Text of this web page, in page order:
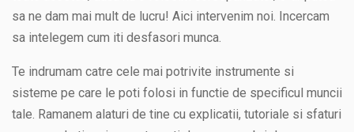
sa ne dam mai mult de lucru! Aici intervenim noi. Incercam
sa intelegem cum iti desfasori munca.
Te indrumam catre cele mai potrivite instrumente si
sisteme pe care le poti folosi in functie de specificul muncii
tale. Ramanem alaturi de tine cu explicatii, tutoriale si sfaturi